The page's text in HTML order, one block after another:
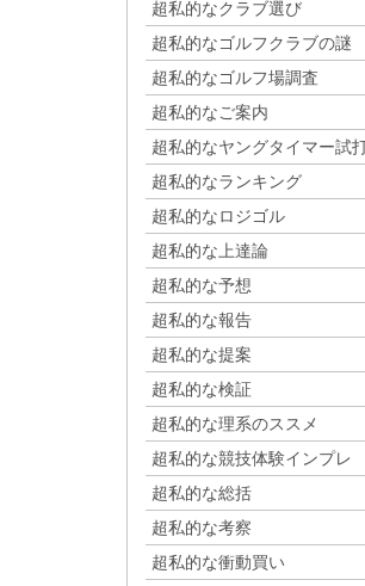
超私的なクラブ選び
超私的なゴルフクラブの謎
超私的なゴルフ場調査
超私的なご案内
超私的なヤングタイマー試
超私的なランキング
超私的なロジゴル
超私的な上達論
超私的な予想
超私的な報告
超私的な提案
超私的な検証
超私的な理系のススメ
超私的な競技体験インプレ
超私的な総括
超私的な考察
超私的な衝動買い